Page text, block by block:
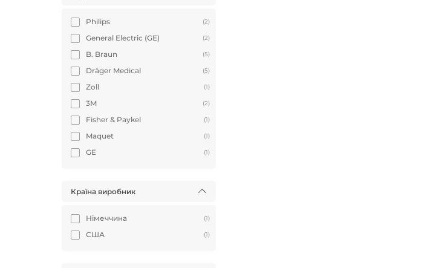
Philips (2)
General Electric (GE) (2)
B. Braun (5)
Dräger Medical (5)
Zoll (1)
3М (2)
Fisher & Paykel (1)
Maquet (1)
GE (1)
Країна виробник
Німеччина (1)
США (1)